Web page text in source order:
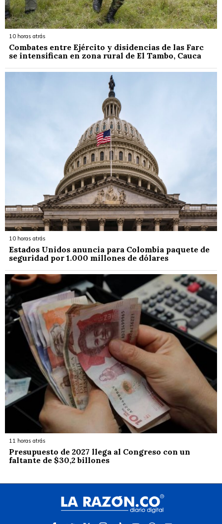
10 horas atrás
Combates entre Ejército y disidencias de las Farc
se intensifican en zona rural de El Tambo, Cauca
10 horas atrás
Estados Unidos anuncia para Colombia paquete de
seguridad por 1.000 millones de dólares
11 horas atrás
Presupuesto de 2027 llega al Congreso con un
faltante de $30,2 billones